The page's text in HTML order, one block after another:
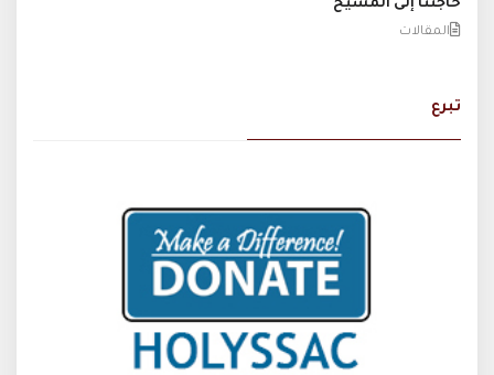
حاجتنا إلى المسيح
المقالات
تبرع